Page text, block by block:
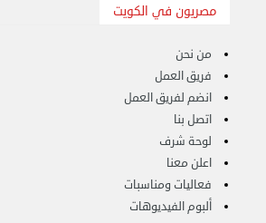
هاف لوري قط أغراض واثاث للمحرقة 65007374 في ...
مصريون في الكويت
من نحن
فريق العمل
انضم لفريق العمل
اتصل بنا
لوحة شرف
اعلن معنا
فعاليات ومناسبات
ألبوم الفيديوهات